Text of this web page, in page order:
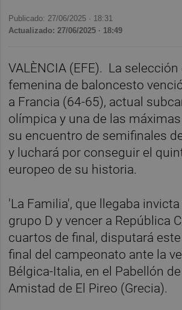
Publicado: 27/06/2025 · 18:31
Actualizado: 27/06/2025 · 18:49
VALÈNCIA (EFE). La
femenina de baloncesto
a Francia (64-65), actual
olímpica y una de las
su encuentro de semifinales
y luchará por conseguir el
europeo de su historia.
'La Familia', que llegaba invicta
grupo D y vencer a República
cuartos de final, disputará
final del campeonato ante la
Bélgica-Italia, en el Pabellón
Amistad de El Pireo (Grecia).